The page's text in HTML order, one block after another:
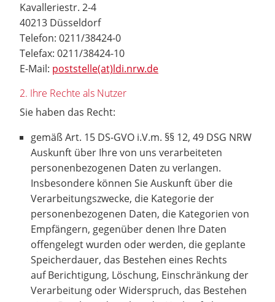
Kavalleriestr. 2-4
40213 Düsseldorf
Telefon: 0211/38424-0
Telefax: 0211/38424-10
E-Mail: poststelle(at)ldi.nrw.de
2. Ihre Rechte als Nutzer
Sie haben das Recht:
gemäß Art. 15 DS-GVO i.V.m. §§ 12, 49 DSG NRW
Auskunft über Ihre von uns verarbeiteten
personenbezogenen Daten zu verlangen.
Insbesondere können Sie Auskunft über die
Verarbeitungszwecke, die Kategorie der
personenbezogenen Daten, die Kategorien von
Empfängern, gegenüber denen Ihre Daten
offengelegt wurden oder werden, die geplante
Speicherdauer, das Bestehen eines Rechts
auf Berichtigung, Löschung, Einschränkung der
Verarbeitung oder Widerspruch, das Bestehen